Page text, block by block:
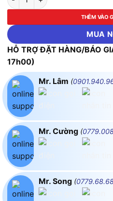
THÊM VÀO
MUA
HỖ TRỢ ĐẶT HÀNG/BÁO
17h00)
Mr. Lâm (
Mr. Cường (
Mr. Song (